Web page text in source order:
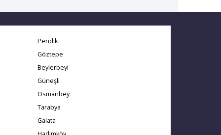
Pendik
Göztepe
Beylerbeyi
Güneşli
Osmanbey
Tarabya
Galata